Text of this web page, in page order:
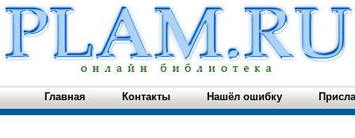
Главная Контакты Нашёл ошибку